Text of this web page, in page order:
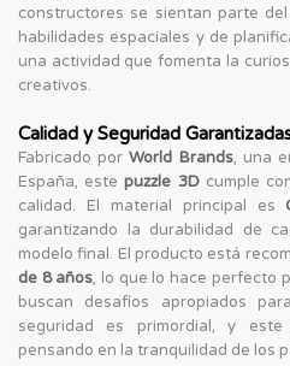
constructores se sientan parte
habilidades espaciales y de
una actividad que fomenta la
creativos.
Calidad y Seguridad
Fabricado porWorld Brands, una
España, estepuzzle 3Dcumple
calidad. El material principal es
garantizando la durabilidad de
modelo final. El producto está
de 8 años, lo que lo hace perfecto
buscan desafíos apropiados
seguridad es primordial, y
pensando en la tranquilidad de los